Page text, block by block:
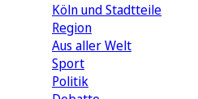
Köln und Stadtteile
Region
Aus aller Welt
Sport
Politik